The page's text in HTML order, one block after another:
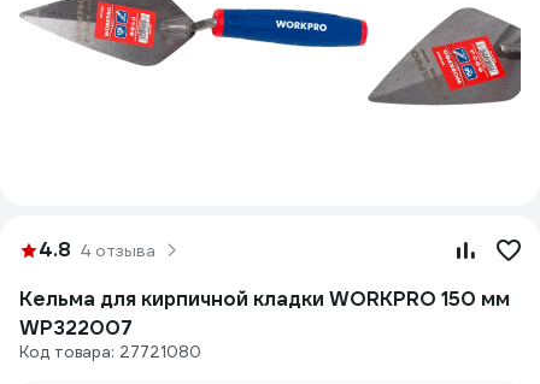
4.8 4 отзыва
Кельма для кирпичной кладки WORKPRO 150 мм
WP322007
Код товара: 27721080